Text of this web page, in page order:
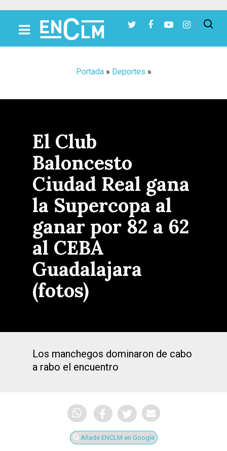
Portada» Deportes »
El Club
Baloncesto
Ciudad Real gana
la Supercopa al
ganar por 82 a 62
al CEBA
Guadalajara
(fotos)
Los manchegos dominaron de cabo
a rabo el encuentro
Añade ENCLM en Google